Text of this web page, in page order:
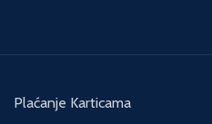
Plaćanje Karticama